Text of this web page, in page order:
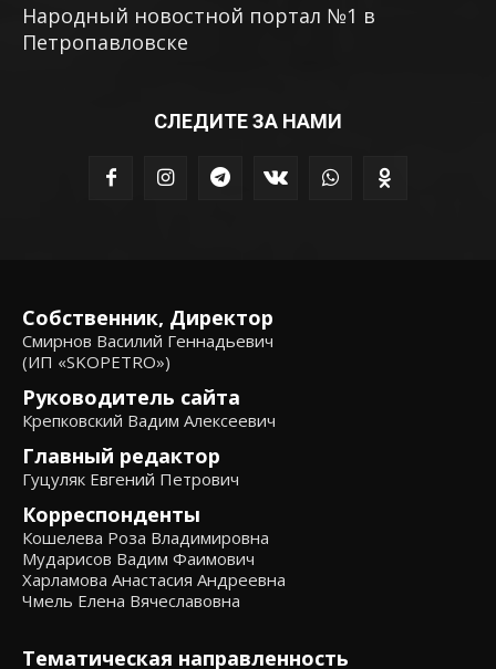
Народный новостной портал №1 в
Петропавловске
СЛЕДИТЕ ЗА НАМИ
Собственник, Директор
Смирнов Василий Геннадьевич
(ИП «SKOPETRO»)
Руководитель сайта
Крепковский Вадим Алексеевич
Главный редактор
Гуцуляк Евгений Петрович
Корреспонденты
Кошелева Роза Владимировна
Мударисов Вадим Фаимович
Харламова Анастасия Андреевна
Чмель Елена Вячеславовна
Тематическая направленность